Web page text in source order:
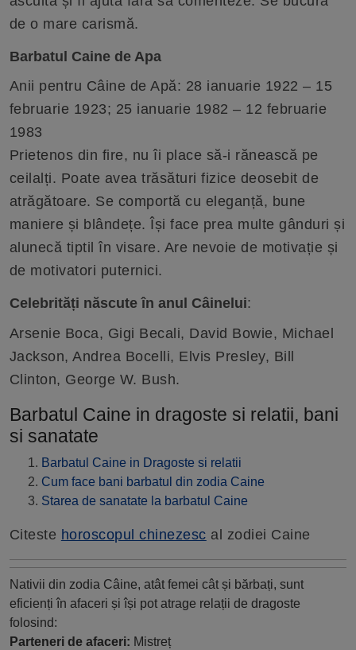
de o mare carismă.
Barbatul Caine de Apa
Anii pentru Câine de Apă: 28 ianuarie 1922 – 15
februarie 1923; 25 ianuarie 1982 – 12 februarie
1983
Prietenos din fire, nu îi place să-i rănească pe
ceilalți. Poate avea trăsături fizice deosebit de
atrăgătoare. Se comportă cu eleganță, bune
maniere și blândețe. Își face prea multe gânduri și
alunecă tiptil în visare. Are nevoie de motivație și
de motivatori puternici.
Celebrități născute în anul Câinelui:
Arsenie Boca, Gigi Becali, David Bowie, Michael
Jackson, Andrea Bocelli, Elvis Presley, Bill
Clinton, George W. Bush.
Barbatul Caine in dragoste si relatii, bani
si sanatate
Barbatul Caine in Dragoste si relatii
Cum face bani barbatul din zodia Caine
Starea de sanatate la barbatul Caine
Citeste horoscopul chinezesc al zodiei Caine
Nativii din zodia Câine, atât femei cât și bărbați, sunt
eficienți în afaceri și își pot atrage relații de dragoste
folosind:
Parteneri de afaceri: Mistreț